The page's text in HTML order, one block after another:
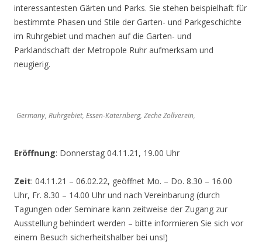
interessantesten Gärten und Parks. Sie stehen beispielhaft für
bestimmte Phasen und Stile der Garten- und Parkgeschichte
im Ruhrgebiet und machen auf die Garten- und
Parklandschaft der Metropole Ruhr aufmerksam und
neugierig.
Germany, Ruhrgebiet, Essen-Katernberg, Zeche Zollverein,
Eröffnung: Donnerstag 04.11.21, 19.00 Uhr
Zeit: 04.11.21 – 06.02.22, geöffnet Mo. – Do. 8.30 – 16.00
Uhr, Fr. 8.30 – 14.00 Uhr und nach Vereinbarung (durch
Tagungen oder Seminare kann zeitweise der Zugang zur
Ausstellung behindert werden – bitte informieren Sie sich vor
einem Besuch sicherheitshalber bei uns!)